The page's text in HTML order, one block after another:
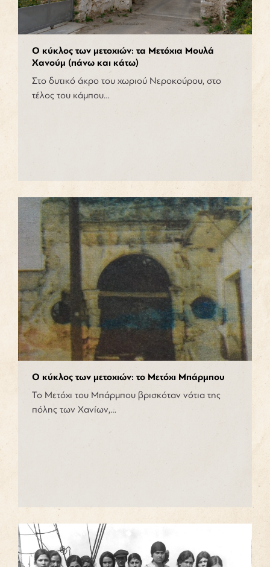
Ο κύκλος των μετοχιών: τα Μετόχια Μουλά
Χανούμ (πάνω και κάτω)
Στο δυτικό άκρο του χωριού Νεροκούρου, στο
τέλος του κάμπου…
Ο κύκλος των μετοχιών: το Μετόχι Μπάρμπου
Το Μετόχι του Μπάρμπου βρισκόταν νότια της
πόλης των Χανίων,…